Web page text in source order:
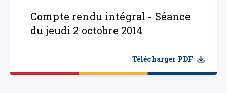
Compte rendu intégral - Séance
du jeudi 2 octobre 2014
Télécharger PDF